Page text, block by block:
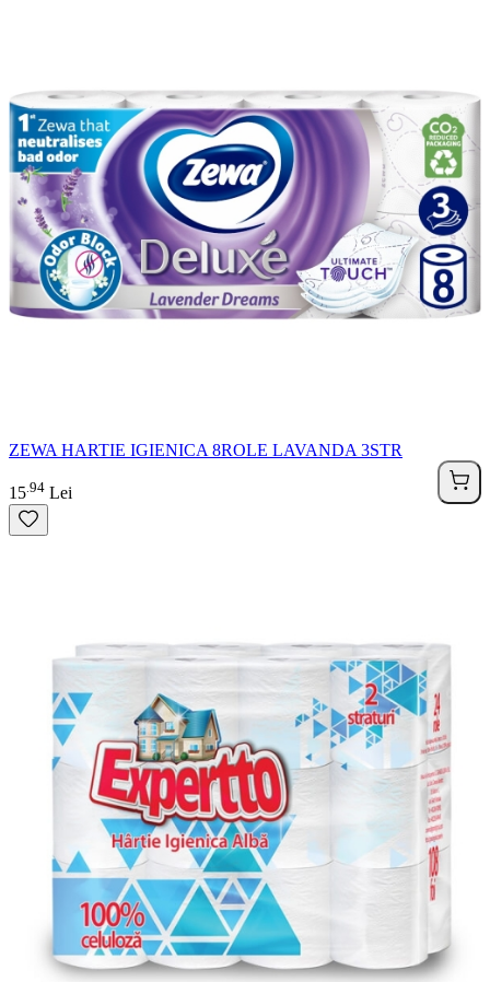
ZEWA HARTIE IGIENICA 8ROLE LAVANDA 3STR
15 94 Lei